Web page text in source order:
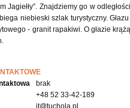
Jagiełły”. Znajdziemy go w
niebieski szlak turystyczny.
- granit rapakiwi. O głazie
brak
+48 52 33-42-189
it@tuchola.pl